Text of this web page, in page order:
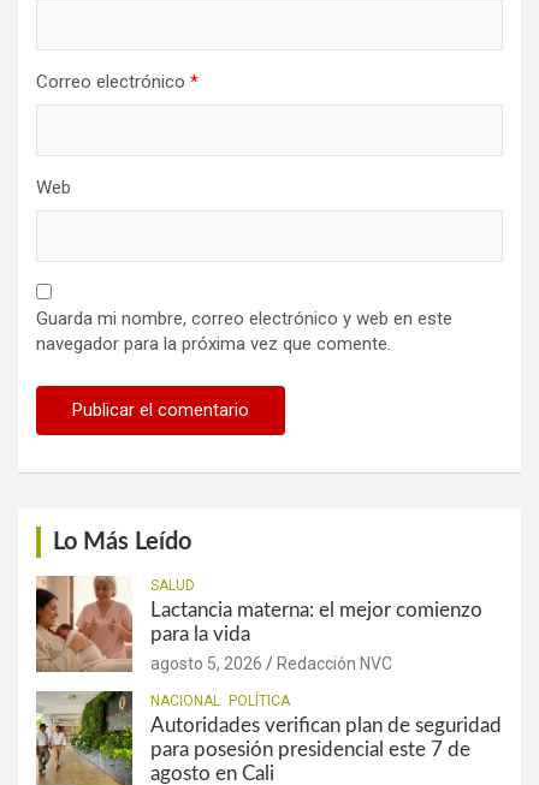
Correo electrónico *
Web
Guarda mi nombre, correo electrónico y web en este
navegador para la próxima vez que comente.
Lo Más Leído
SALUD
Lactancia materna: el mejor comienzo
para la vida
agosto 5, 2026 Redacción NVC
NACIONAL POLÍTICA
Autoridades verifican plan de seguridad
para posesión presidencial este 7 de
agosto en Cali